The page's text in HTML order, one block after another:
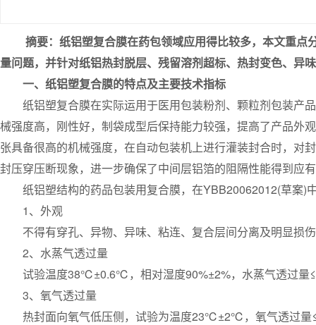
摘要：纸铝塑复合膜在药包领域应用得比较多，本文重点
量问题，并针对纸铝热封脱层、残留溶剂超标、热封变色、异
一、纸铝塑复合膜的特点及主要技术指标
纸铝塑复合膜在实际运用于医用包装粉剂、颗粒剂包装产
械强度高，刚性好，制袋成型后保持能力较强，提高了产品
张具备很高的机械强度，在自动包装机上进行灌装封合时，对
封压穿压断现象，进一步确保了中间层铝箔的阻隔性能得到应
纸铝塑结构的药品包装用复合膜，在YBB20062012(草案)
1、外观
不得有穿孔、异物、异味、粘连、复合层间分离及明显损
2、水蒸气透过量
试验温度38℃±0.6℃，相对湿度90%±2%，水蒸气透过量
3、氧气透过量
热封面向氧气低压侧，试验为温度23℃±2℃，氧气透过量